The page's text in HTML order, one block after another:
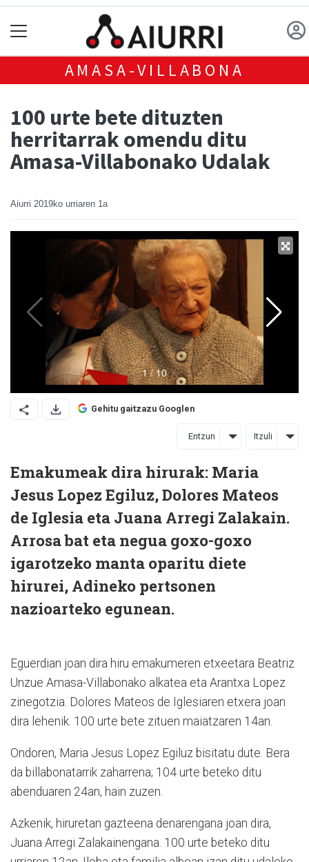
AMASA-VILLABONA
100 urte bete dituzten
herritarrak omendu ditu
Amasa-Villabonako Udalak
Aiurri 2019ko urriaren 1a
Gehitu gaitzazu Googlen
Entzun Itzuli
Emakumeak dira hirurak: Maria
Jesus Lopez Egiluz, Dolores Mateos
de Iglesia eta Juana Arregi Zalakain.
Arrosa bat eta negua goxo-goxo
igarotzeko manta oparitu diete
hirurei, Adineko pertsonen
nazioarteko egunean.
Eguerdian joan dira hiru emakumeren etxeetara Beatriz
Unzue Amasa-Villabonako alkatea eta Arantxa Lopez
zinegotzia. Dolores Mateos de Iglesiaren etxera joan
dira lehenik. 100 urte bete zituen maiatzaren 14an.
Ondoren, Maria Jesus Lopez Egiluz bisitatu dute. Bera
da billabonatarrik zaharrena; 104 urte beteko ditu
abenduaren 24an, hain zuzen.
Azkenik, hiruretan gazteena denarengana joan dira,
Juana Arregi Zalakainengana. 100 urte beteko ditu